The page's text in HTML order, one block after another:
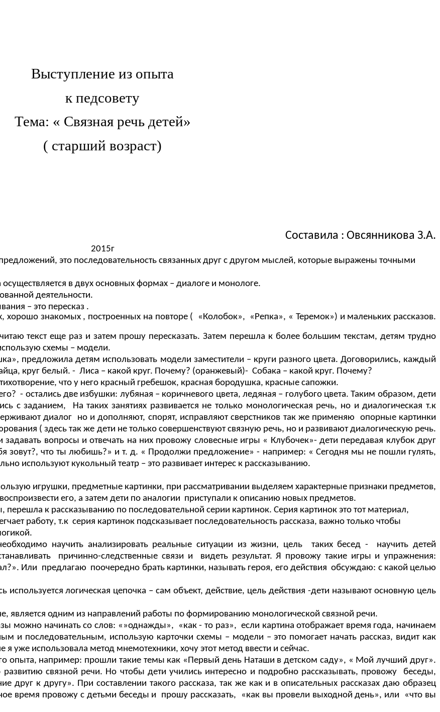
Выступление из опыта
к педсовету
Тема: « Связная речь детей»
( старший возраст)
Составила : Овсянникова З.А.
2015г
предложений, это последовательность связанных друг с другом мыслей, которые выражены точными
в двух основных формах – диалоге и монологе.
деятельности.
– это пересказ .
знакомых , построенных на повторе ( «Колобок», «Репка», « Теремок») и маленьких рассказов.
текст еще раз и затем прошу пересказать. Затем перешла к более большим текстам, детям трудно
схемы – модели.
предложила детям использовать модели заместители – круги разного цвета. Договорились, каждый
круг белый. - Лиса – какой круг. Почему? (оранжевый)- Собака – какой круг. Почему?
что у него красный гребешок, красная бородушка, красные сапожки.
- остались две избушки: лубяная – коричневого цвета, ледяная – голубого цвета. Таким образом, дети
с заданием, На таких занятиях развивается не только монологическая речь, но и диалогическая т.к
диалог но и дополняют, спорят, исправляют сверстников так же применяю опорные картинки
( здесь так же дети не только совершенствуют связную речь, но и развивают диалогическую речь.
вопросы и отвечать на них провожу словесные игры « Клубочек»- дети передавая клубок друг
зовут?, что ты любишь?» и т. д. « Продолжи предложение» - например: « Сегодня мы не пошли гулять,
используют кукольный театр – это развивает интерес к рассказыванию.
игрушки, предметные картинки, при рассматривании выделяем характерные признаки предметов,
его, а затем дети по аналогии приступали к описанию новых предметов.
перешла к рассказыванию по последовательной серии картинок. Серия картинок это тот материал,
работу, т.к серия картинок подсказывает последовательность рассказа, важно только чтобы
научить анализировать реальные ситуации из жизни, цель таких бесед - научить детей
причинно-следственные связи и видеть результат. Я провожу такие игры и упражнения:
Или предлагаю поочередно брать картинки, называть героя, его действия обсуждаю: с какой целью
используется логическая цепочка – сам объект, действие, цель действия -дети называют основную цель
является одним из направлений работы по формированию монологической связной речи.
можно начинать со слов: «»однажды», «как - то раз», если картина отображает время года, начинаем
и последовательным, использую карточки схемы – модели – это помогает начать рассказ, видит как
уже использовала метод мнемотехники, хочу этот метод ввести и сейчас.
опыта, например: прошли такие темы как «Первый день Наташи в детском саду», « Мой лучший друг».
связной речи. Но чтобы дети учились интересно и подробно рассказывать, провожу беседы,
к другу». При составлении такого рассказа, так же как и в описательных рассказах даю образец
время провожу с детьми беседы и прошу рассказать, «как вы провели выходной день», или «что вы